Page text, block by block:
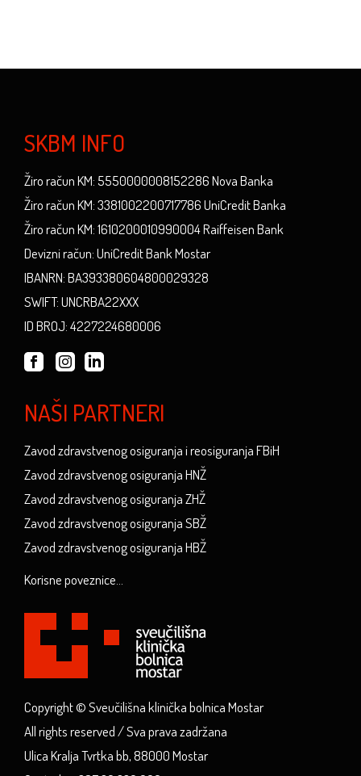
SKBM INFO
Žiro račun KM: 5550000008152286 Nova Banka
Žiro račun KM: 3381002200717786 UniCredit Banka
Žiro račun KM: 1610200010990004 Raiffeisen Bank
Devizni račun: UniCredit Bank Mostar
IBANRN: BA393380604800029328
SWIFT: UNCRBA22XXX
ID BROJ: 4227224680006
NAŠI PARTNERI
Zavod zdravstvenog osiguranja i reosiguranja FBiH
Zavod zdravstvenog osiguranja HNŽ
Zavod zdravstvenog osiguranja ZHŽ
Zavod zdravstvenog osiguranja SBŽ
Zavod zdravstvenog osiguranja HBŽ
Korisne poveznice...
Copyright © Sveučilišna klinička bolnica Mostar
All rights reserved / Sva prava zadržana
Ulica Kralja Tvrtka bb, 88000 Mostar